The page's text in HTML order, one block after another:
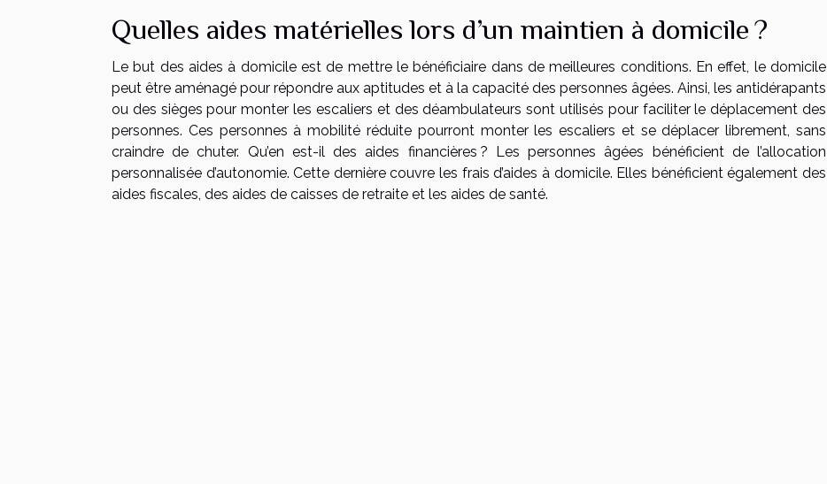
Quelles aides matérielles lors d’un maintien à domicile ?
Le but des aides à domicile est de mettre le bénéficiaire dans de meilleures conditions. En effet, le domicile
peut être aménagé pour répondre aux aptitudes et à la capacité des personnes âgées. Ainsi, les antidérapants
ou des sièges pour monter les escaliers et des déambulateurs sont utilisés pour faciliter le déplacement des
personnes. Ces personnes à mobilité réduite pourront monter les escaliers et se déplacer librement, sans
craindre de chuter. Qu’en est-il des aides financières ? Les personnes âgées bénéficient de l’allocation
personnalisée d’autonomie. Cette dernière couvre les frais d’aides à domicile. Elles bénéficient également des
aides fiscales, des aides de caisses de retraite et les aides de santé.